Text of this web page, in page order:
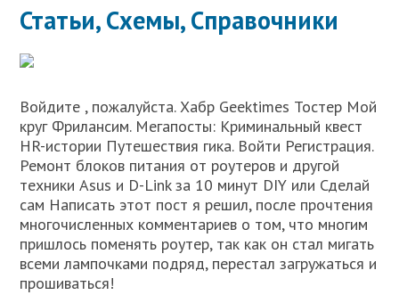
Статьи, Схемы, Справочники
Войдите , пожалуйста. Хабр Geektimes Тостер Мой
круг Фрилансим. Мегапосты: Криминальный квест
HR-истории Путешествия гика. Войти Регистрация.
Ремонт блоков питания от роутеров и другой
техники Asus и D-Link за 10 минут DIY или Сделай
сам Написать этот пост я решил, после прочтения
многочисленных комментариев о том, что многим
пришлось поменять роутер, так как он стал мигать
всеми лампочками подряд, перестал загружаться и
прошиваться!